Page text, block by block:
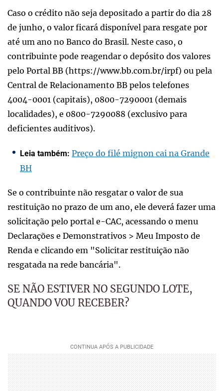
Caso o crédito não seja depositado a partir do dia 28
de junho, o valor ficará disponível para resgate por
até um ano no Banco do Brasil. Neste caso, o
contribuinte pode reagendar o depósito dos valores
pelo Portal BB (https://www.bb.com.br/irpf) ou pela
Central de Relacionamento BB pelos telefones
4004-0001 (capitais), 0800-7290001 (demais
localidades), e 0800-7290088 (exclusivo para
deficientes auditivos).
Leia também: Preço do filé mignon cai na Grande
BH
Se o contribuinte não resgatar o valor de sua
restituição no prazo de um ano, ele deverá fazer uma
solicitação pelo portal e-CAC, acessando o menu
Declarações e Demonstrativos > Meu Imposto de
Renda e clicando em "Solicitar restituição não
resgatada na rede bancária".
SE NÃO ESTIVER NO SEGUNDO LOTE,
QUANDO VOU RECEBER?